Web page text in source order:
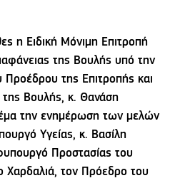
η Ειδική Μόνιμη Επιτροπή
της Βουλής υπό την
Προέδρου της Επιτροπής και
της Βουλής, κ. Θανάση
την ενημέρωση των μελών
Υγείας, κ. Βασίλη
Προστασίας του
Χαρδαλιά, τον Πρόεδρο του